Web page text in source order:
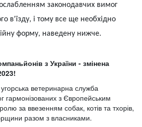
законодавчих вимог
в'їзду, і тому все ще необхідно
форму, наведену нижче.
з України - змінена
ветеринарна служба
гармонізованих з Європейським
за ввезенням собак, котів та тхорів,
разом з власниками.